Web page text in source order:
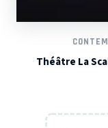
Théâtre La